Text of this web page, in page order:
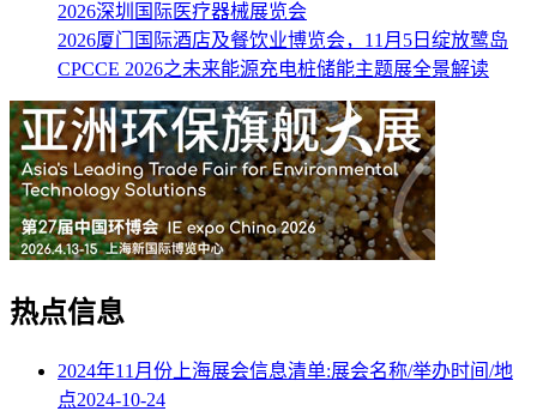
2026深圳国际医疗器械展览会
2026厦门国际酒店及餐饮业博览会，11月5日绽放鹭岛
CPCCE 2026之未来能源充电桩储能主题展全景解读
热点信息
2024年11月份上海展会信息清单:展会名称/举办时间/地
点2024-10-24